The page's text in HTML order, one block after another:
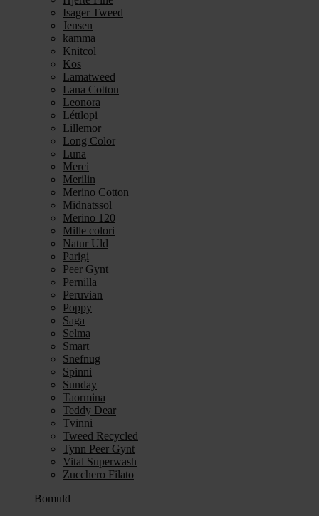
Isager Tweed
Jensen
kamma
Knitcol
Kos
Lamatweed
Lana Cotton
Leonora
Léttlopi
Lillemor
Long Color
Luna
Merci
Merilin
Merino Cotton
Midnatssol
Merino 120
Mille colori
Natur Uld
Parigi
Peer Gynt
Pernilla
Peruvian
Poppy
Saga
Selma
Smart
Snefnug
Spinni
Sunday
Taormina
Teddy Dear
Tvinni
Tweed Recycled
Tynn Peer Gynt
Vital Superwash
Zucchero Filato
Bomuld